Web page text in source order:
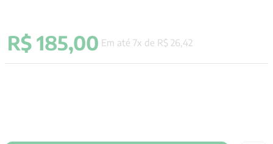
R$ 185,00 Em até 7x de R$ 26 42